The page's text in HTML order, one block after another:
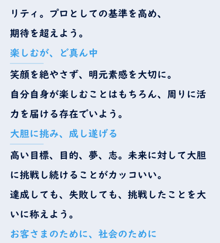
リティ。プロとしての基準を高め、
期待を超えよう。
楽しむが、ど真ん中
笑顔を絶やさず、明元素感を大切に。
自分自身が楽しむことはもちろん、周りに活
力を届ける存在でいよう。
大胆に挑み、成し遂げる
高い目標、目的、夢、志。未来に対して大胆
に挑戦し続けることがカッコいい。
達成しても、失敗しても、挑戦したことを大
いに称えよう。
お客さまのために、社会のために